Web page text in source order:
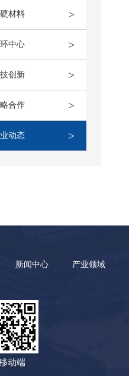
材料 >
中心 >
创新 >
合作 >
动态 >
新闻中心 产业领域
动端